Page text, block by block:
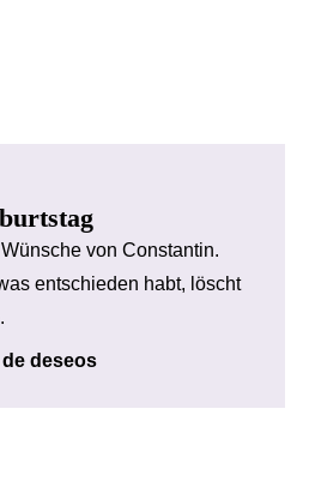
von Constantin.
entschieden habt, löscht
deseos